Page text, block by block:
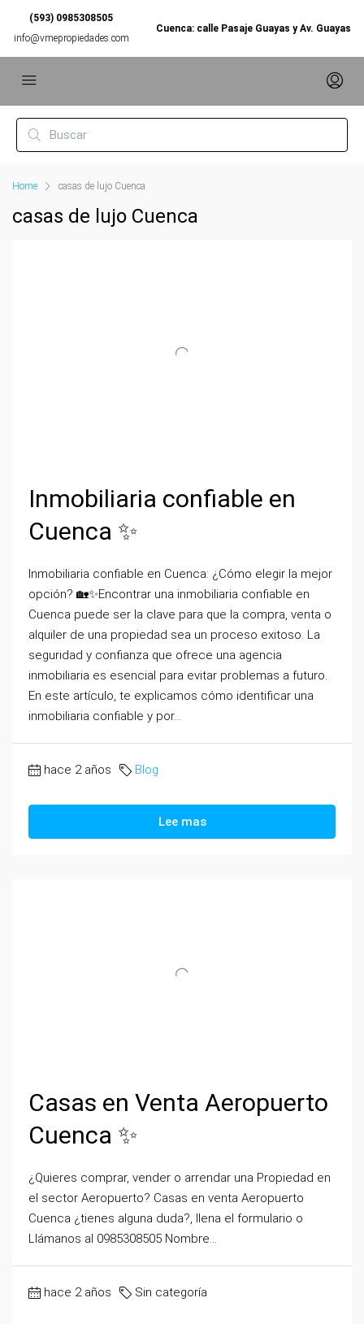
(593) 0985308505
info@vmepropiedades.com
Cuenca: calle Pasaje Guayas y Av. Guayas
Home casas de lujo Cuenca
casas de lujo Cuenca
Inmobiliaria confiable en
Cuenca ✨
Inmobiliaria confiable en Cuenca: ¿Cómo elegir la mejor
opción? 🏡✨Encontrar una inmobiliaria confiable en
Cuenca puede ser la clave para que la compra, venta o
alquiler de una propiedad sea un proceso exitoso. La
seguridad y confianza que ofrece una agencia
inmobiliaria es esencial para evitar problemas a futuro.
En este artículo, te explicamos cómo identificar una
inmobiliaria confiable y por...
hace 2 años Blog
Lee mas
Casas en Venta Aeropuerto
Cuenca ✨
¿Quieres comprar, vender o arrendar una Propiedad en
el sector Aeropuerto? Casas en venta Aeropuerto
Cuenca ¿tienes alguna duda?, llena el formulario o
Llámanos al 0985308505 Nombre...
hace 2 años Sin categoría